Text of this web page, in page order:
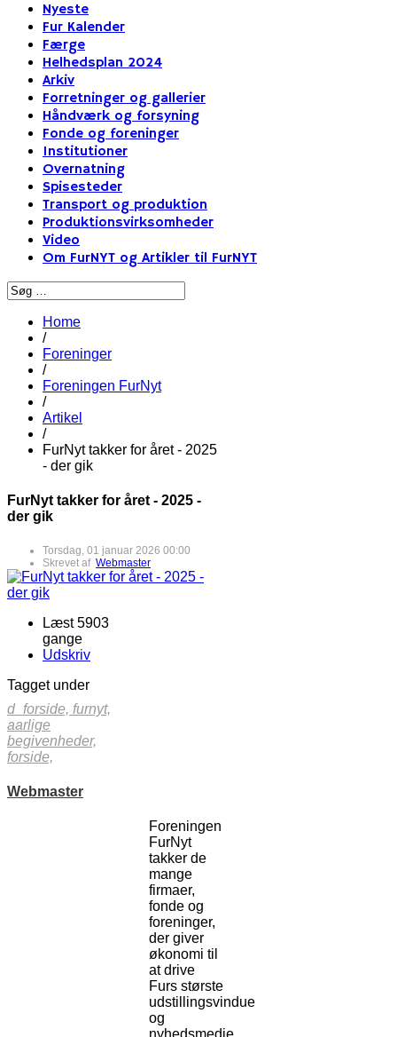
Nyeste
Fur Kalender
Færge
Helhedsplan 2024
Arkiv
Forretninger og gallerier
Håndværk og forsyning
Fonde og foreninger
Institutioner
Overnatning
Spisesteder
Transport og produktion
Produktionsvirksomheder
Video
Om FurNYT og Artikler til FurNYT
Home
/
Foreninger
/
Foreningen FurNyt
/
Artikel
/
FurNyt takker for året - 2025
- der gik
FurNyt takker for året - 2025 -
der gik
Torsdag, 01 januar 2026 00:00
Skrevet af Webmaster
Læst 5903
gange
Udskriv
Tagget under
d_forside, furnyt,
aarlige
begivenheder,
forside,
Webmaster
Foreningen
FurNyt
takker de
mange
firmaer,
fonde og
foreninger,
der giver
økonomi til
at drive
Furs største
udstillingsvindue
og
nyhedsmedie.